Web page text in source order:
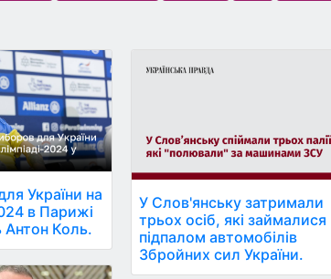
України на
в Парижі
Антон Коль.
У Слов'янську затримали
трьох осіб, які займалися
підпалом автомобілів
Збройних сил України.